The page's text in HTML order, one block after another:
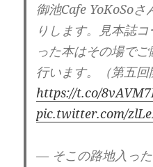
御池Cafe YoKoSo
りします。見本誌
った本はその場で
行います。（第五
https://t.co/
pic.twitter.com/
— そこの路地入った